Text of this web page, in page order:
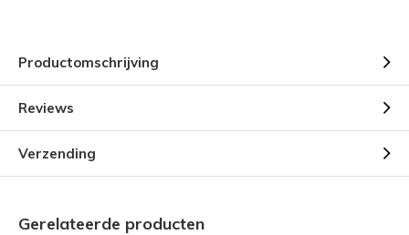
Productomschrijving
Reviews
Verzending
Gerelateerde producten